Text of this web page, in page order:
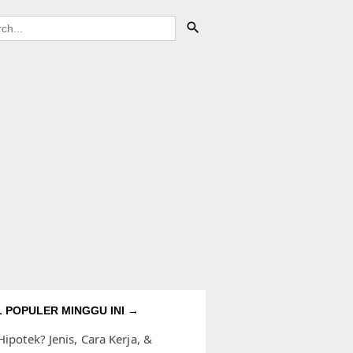
POPULER MINGGU INI →
Jenis, Cara Kerja, &